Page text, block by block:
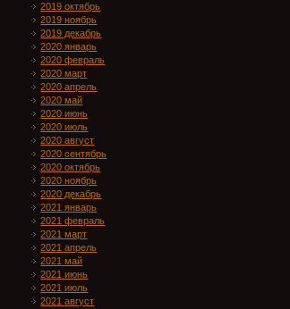
2019 октябрь
2019 ноябрь
2019 декабрь
2020 январь
2020 февраль
2020 март
2020 апрель
2020 май
2020 июнь
2020 июль
2020 август
2020 сентябрь
2020 октябрь
2020 ноябрь
2020 декабрь
2021 январь
2021 февраль
2021 март
2021 апрель
2021 май
2021 июнь
2021 июль
2021 август